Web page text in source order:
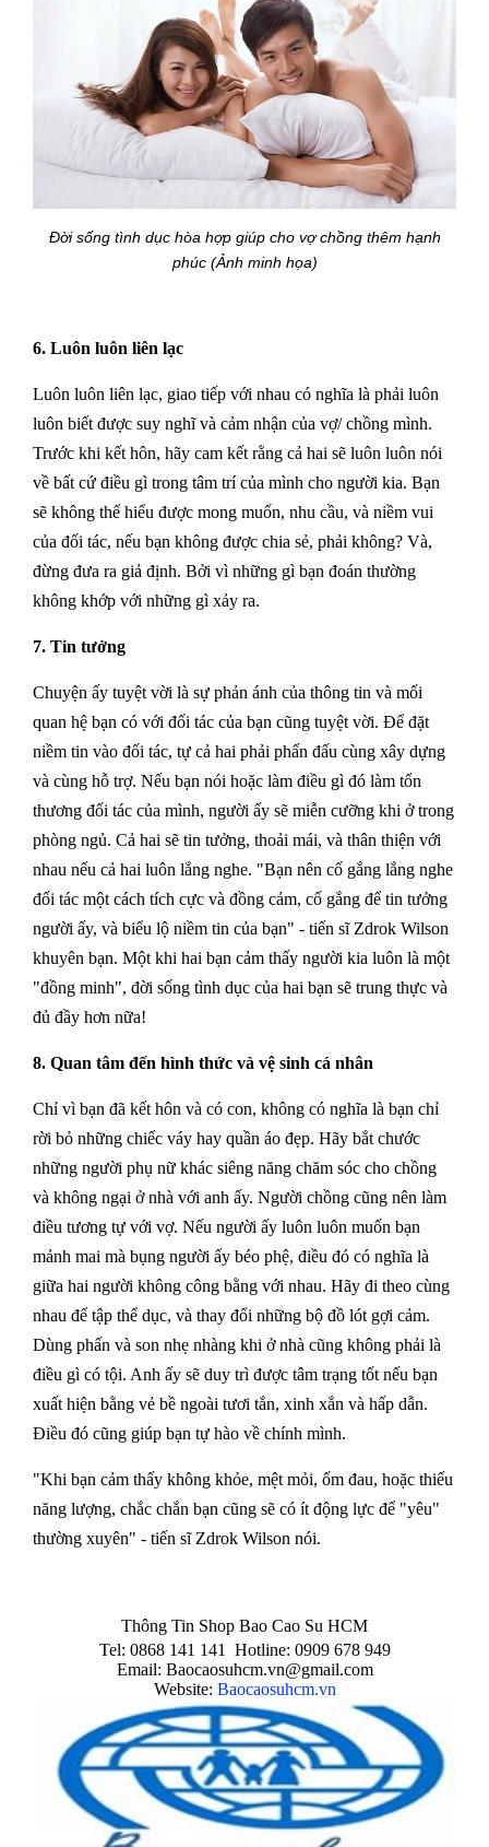
Đời sống tình dục hòa hợp giúp cho vợ chồng thêm hạnh
phúc (Ảnh minh họa)
6. Luôn luôn liên lạc
Luôn luôn liên lạc, giao tiếp với nhau có nghĩa là phải luôn
luôn biết được suy nghĩ và cảm nhận của vợ/ chồng mình.
Trước khi kết hôn, hãy cam kết rằng cả hai sẽ luôn luôn nói
về bất cứ điều gì trong tâm trí của mình cho người kia. Bạn
sẽ không thể hiểu được mong muốn, nhu cầu, và niềm vui
của đối tác, nếu bạn không được chia sẻ, phải không? Và,
đừng đưa ra giả định. Bởi vì những gì bạn đoán thường
không khớp với những gì xảy ra.
7. Tin tưởng
Chuyện ấy tuyệt vời là sự phản ánh của thông tin và mối
quan hệ bạn có với đối tác của bạn cũng tuyệt vời. Để đặt
niềm tin vào đối tác, tự cả hai phải phấn đấu cùng xây dựng
và cùng hỗ trợ. Nếu bạn nói hoặc làm điều gì đó làm tổn
thương đối tác của mình, người ấy sẽ miễn cưỡng khi ở trong
phòng ngủ. Cả hai sẽ tin tưởng, thoải mái, và thân thiện với
nhau nếu cả hai luôn lắng nghe. "Bạn nên cố gắng lắng nghe
đối tác một cách tích cực và đồng cảm, cố gắng để tin tưởng
người ấy, và biểu lộ niềm tin của bạn" - tiến sĩ Zdrok Wilson
khuyên bạn. Một khi hai bạn cảm thấy người kia luôn là một
"đồng minh", đời sống tình dục của hai bạn sẽ trung thực và
đủ đầy hơn nữa!
8. Quan tâm đến hình thức và vệ sinh cá nhân
Chỉ vì bạn đã kết hôn và có con, không có nghĩa là bạn chỉ
rời bỏ những chiếc váy hay quần áo đẹp. Hãy bắt chước
những người phụ nữ khác siêng năng chăm sóc cho chồng
và không ngại ở nhà với anh ấy. Người chồng cũng nên làm
điều tương tự với vợ. Nếu người ấy luôn luôn muốn bạn
mảnh mai mà bụng người ấy béo phệ, điều đó có nghĩa là
giữa hai người không công bằng với nhau. Hãy đi theo cùng
nhau để tập thể dục, và thay đổi những bộ đồ lót gợi cảm.
Dùng phấn và son nhẹ nhàng khi ở nhà cũng không phải là
điều gì có tội. Anh ấy sẽ duy trì được tâm trạng tốt nếu bạn
xuất hiện bằng vẻ bề ngoài tươi tắn, xinh xắn và hấp dẫn.
Điều đó cũng giúp bạn tự hào về chính mình.
"Khi bạn cảm thấy không khỏe, mệt mỏi, ốm đau, hoặc thiếu
năng lượng, chắc chắn bạn cũng sẽ có ít động lực để "yêu"
thường xuyên" - tiến sĩ Zdrok Wilson nói.
Thông Tin Shop Bao Cao Su HCM
Tel: 0868 141 141 Hotline: 0909 678 949
Email: Baocaosuhcm.vn@gmail.com
Website: Baocaosuhcm.vn